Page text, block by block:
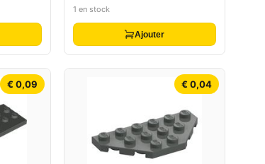
1 en stock
Ajouter
€ 0,09 € 0,04